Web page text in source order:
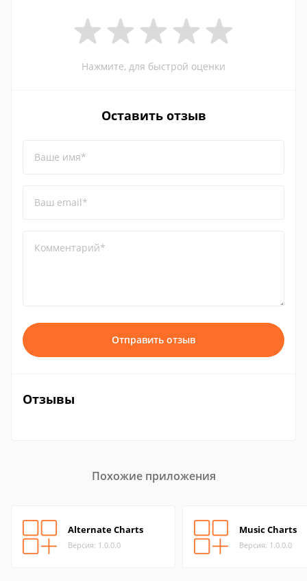
Нажмите, для быстрой оценки
Оставить отзыв
Ваше имя*
Ваш email*
Комментарий*
Отправить отзыв
Отзывы
Похожие приложения
Alternate Charts
Версия: 1.0.0.0
Music Charts
Версия: 1.0.0.0